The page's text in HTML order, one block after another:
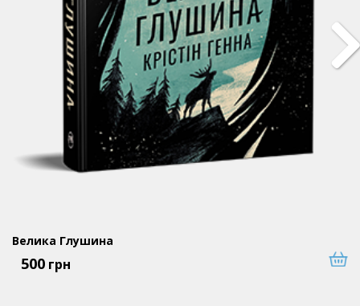
Велика Глушина
500 грн